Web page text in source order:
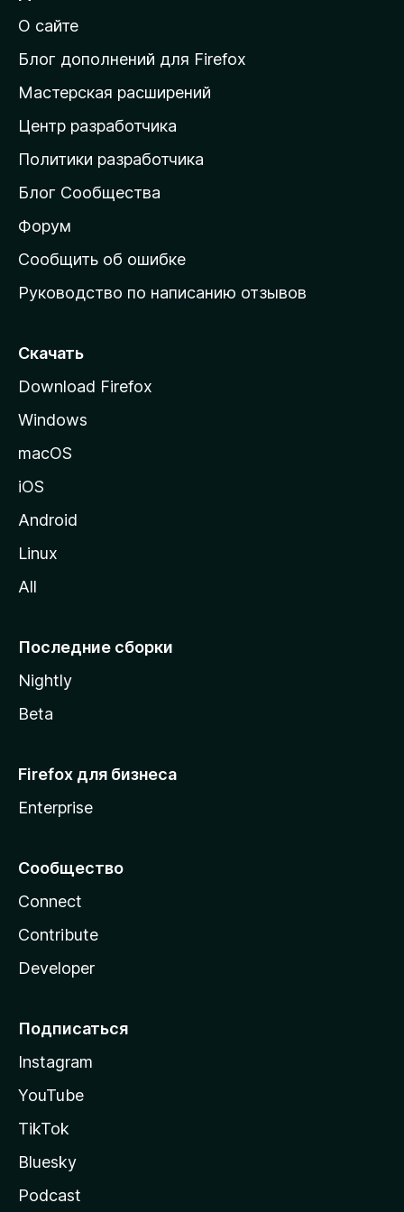
й
т
и
а
д
о
а
ш
н
ю
т
а
н
у
M
i
l
О сайте
Блог дополнений для Firefox
Мастерская расширений
Центр разработчика
Политики разработчика
Блог Сообщества
Форум
Сообщить об ошибке
Руководство по написанию отзывов
Скачать
Download Firefox
Windows
macOS
iOS
Android
Linux
All
Последние сборки
Nightly
Beta
Firefox для бизнеса
Enterprise
Сообщество
Connect
Contribute
Developer
Подписаться
Instagram
YouTube
TikTok
Bluesky
Podcast